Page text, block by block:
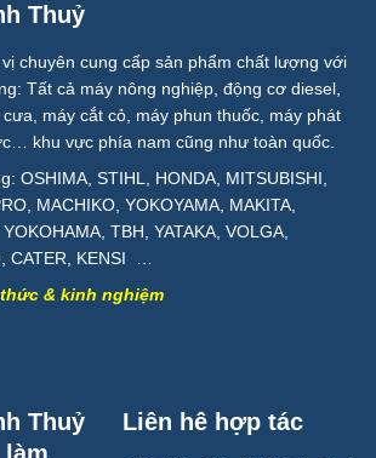
Thuỷ
chuyên cung cấp sản phẩm chất lượng với
Tất cả máy nông nghiệp, động cơ diesel,
máy cắt cỏ, máy phun thuốc, máy phát
khu vực phía nam cũng như toàn quốc.
OSHIMA, STIHL, HONDA, MITSUBISHI,
MACHIKO, YOKOYAMA, MAKITA,
TBH, YATAKA, VOLGA,
CATER, KENSI …
& kinh nghiệm
Thuỷ
Liên hê hợp tác